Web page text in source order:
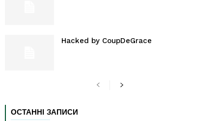
Hacked by CoupDeGrace
ОСТАННІ ЗАПИСИ